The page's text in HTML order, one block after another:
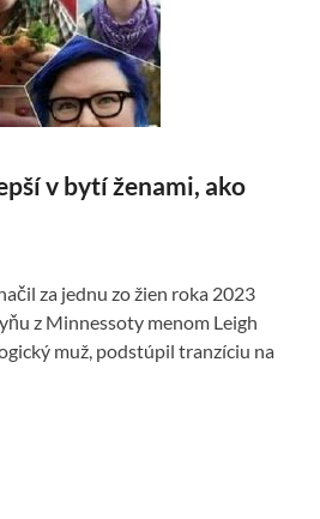
v bytí ženami, ako
za jednu zo žien roka 2023
z Minnessoty menom Leigh
muž, podstúpil tranzíciu na